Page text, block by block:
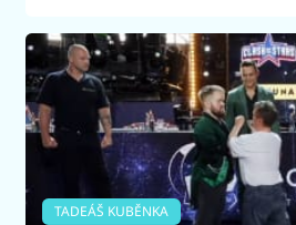
TADEÁŠ KUBĚNKA